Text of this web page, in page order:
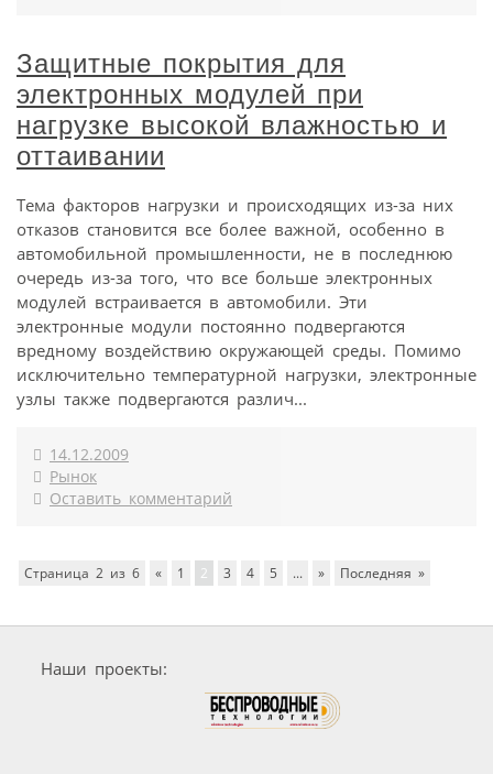
Защитные покрытия для
электронных модулей при
нагрузке высокой влажностью и
оттаивании
Тема факторов нагрузки и происходящих из-за них
отказов становится все более важной, особенно в
автомобильной промышленности, не в последнюю
очередь из-за того, что все больше электронных
модулей встраивается в автомобили. Эти
электронные модули постоянно подвергаются
вредному воздействию окружающей среды. Помимо
исключительно температурной нагрузки, электронные
узлы также подвергаются различ...
14.12.2009
Рынок
Оставить комментарий
Страница 2 из 6 « 1 2 3 4 5 ... » Последняя »
Наши проекты: